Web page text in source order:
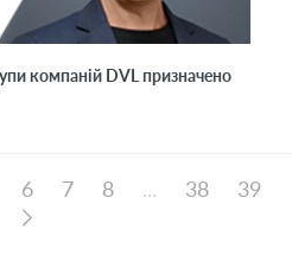
компаній DVL призначено
6 7 8 ... 38 39